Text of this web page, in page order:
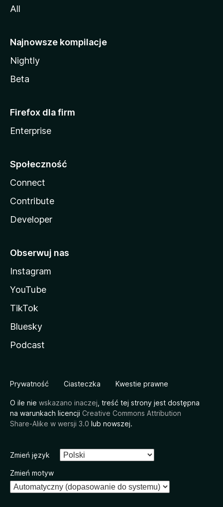
All
Najnowsze kompilacje
Nightly
Beta
Firefox dla firm
Enterprise
Społeczność
Connect
Contribute
Developer
Obserwuj nas
Instagram
YouTube
TikTok
Bluesky
Podcast
Prywatność Ciasteczka Kwestie prawne
O ile nie wskazano inaczej , treść tej strony jest dostępna
na warunkach licencji Creative Commons Attribution
Share-Alike w wersji 3.0 lub nowszej.
Zmień język
Zmień motyw